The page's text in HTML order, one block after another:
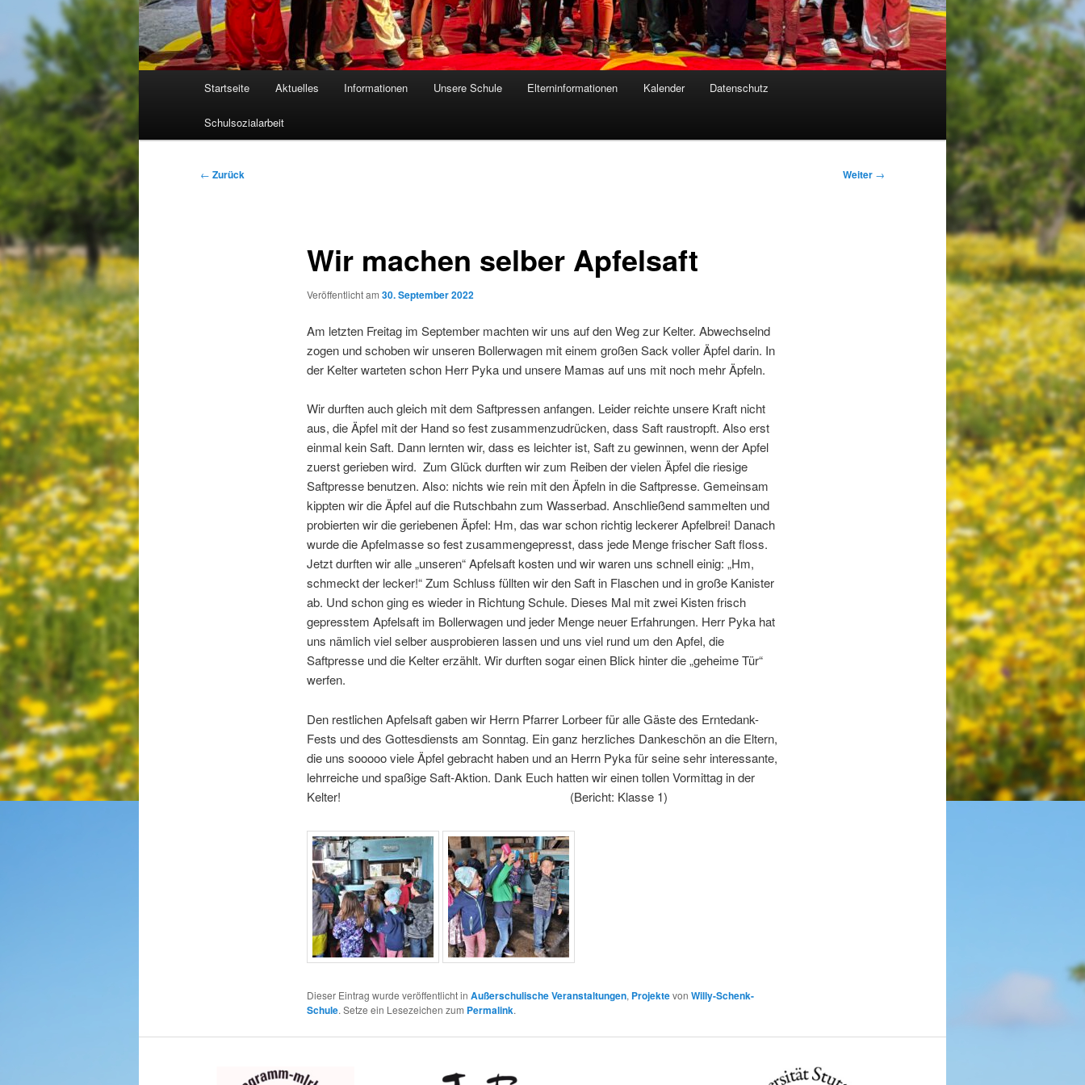
Startseite Aktuelles Informationen Unsere Schule Elterninformationen Kalender Datenschutz
Schulsozialarbeit
Beitragsnavigation
← Zurück Weiter →
Wir machen selber Apfelsaft
Veröffentlicht am 30. September 2022
Am letzten Freitag im September machten wir uns auf den Weg zur Kelter. Abwechselnd
zogen und schoben wir unseren Bollerwagen mit einem großen Sack voller Äpfel darin. In
der Kelter warteten schon Herr Pyka und unsere Mamas auf uns mit noch mehr Äpfeln.
Wir durften auch gleich mit dem Saftpressen anfangen. Leider reichte unsere Kraft nicht
aus, die Äpfel mit der Hand so fest zusammenzudrücken, dass Saft raustropft. Also erst
einmal kein Saft. Dann lernten wir, dass es leichter ist, Saft zu gewinnen, wenn der Apfel
zuerst gerieben wird. Zum Glück durften wir zum Reiben der vielen Äpfel die riesige
Saftpresse benutzen. Also: nichts wie rein mit den Äpfeln in die Saftpresse. Gemeinsam
kippten wir die Äpfel auf die Rutschbahn zum Wasserbad. Anschließend sammelten und
probierten wir die geriebenen Äpfel: Hm, das war schon richtig leckerer Apfelbrei! Danach
wurde die Apfelmasse so fest zusammengepresst, dass jede Menge frischer Saft floss.
Jetzt durften wir alle „unseren“ Apfelsaft kosten und wir waren uns schnell einig: „Hm,
schmeckt der lecker!“ Zum Schluss füllten wir den Saft in Flaschen und in große Kanister
ab. Und schon ging es wieder in Richtung Schule. Dieses Mal mit zwei Kisten frisch
gepresstem Apfelsaft im Bollerwagen und jeder Menge neuer Erfahrungen. Herr Pyka hat
uns nämlich viel selber ausprobieren lassen und uns viel rund um den Apfel, die
Saftpresse und die Kelter erzählt. Wir durften sogar einen Blick hinter die „geheime Tür“
werfen.
Den restlichen Apfelsaft gaben wir Herrn Pfarrer Lorbeer für alle Gäste des Erntedank-
Fests und des Gottesdiensts am Sonntag. Ein ganz herzliches Dankeschön an die Eltern,
die uns sooooo viele Äpfel gebracht haben und an Herrn Pyka für seine sehr interessante,
lehrreiche und spaßige Saft-Aktion. Dank Euch hatten wir einen tollen Vormittag in der
Kelter! (Bericht: Klasse 1)
Dieser Eintrag wurde veröffentlicht in Außerschulische Veranstaltungen, Projektevon Willy-Schenk-
Schule. Setze ein Lesezeichen zum Permalink.